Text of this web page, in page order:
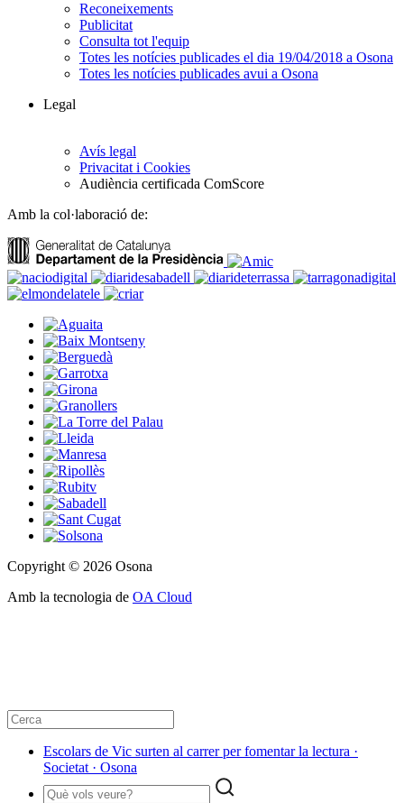
Reconeixements
Publicitat
Consulta tot l'equip
Totes les notícies publicades el dia 19/04/2018 a Osona
Totes les notícies publicades avui a Osona
Legal
Avís legal
Privacitat i Cookies
Audiència certificada ComScore
Amb la col·laboració de:
Copyright © 2026 Osona
Amb la tecnologia de OA Cloud
​Escolars de Vic surten al carrer per fomentar la lectura ·
Societat · Osona